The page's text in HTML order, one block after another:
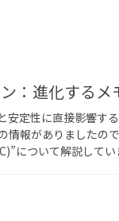
：進化するメ
定性に直接影響する
情報がありましたの
について解説してい